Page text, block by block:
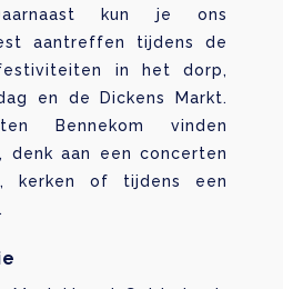
kun je ons
aantreffen tijdens de
in het dorp,
en de Dickens Markt.
Bennekom vinden
denk aan een concerten
kerken of tijdens een